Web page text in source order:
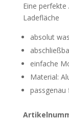
Eine
Ladefläche
absolut
einfache
Material:
passgenau